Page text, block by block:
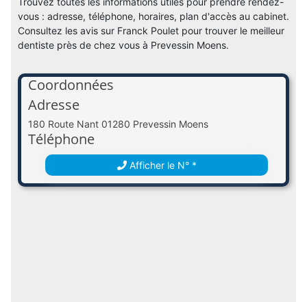
vous : adresse, téléphone, horaires, plan d'accès au cabinet.
Consultez les avis sur Franck Poulet pour trouver le meilleur
dentiste près de chez vous à Prevessin Moens.
Coordonnées
Adresse
180 Route Nant 01280 Prevessin Moens
Téléphone
Afficher le N° *